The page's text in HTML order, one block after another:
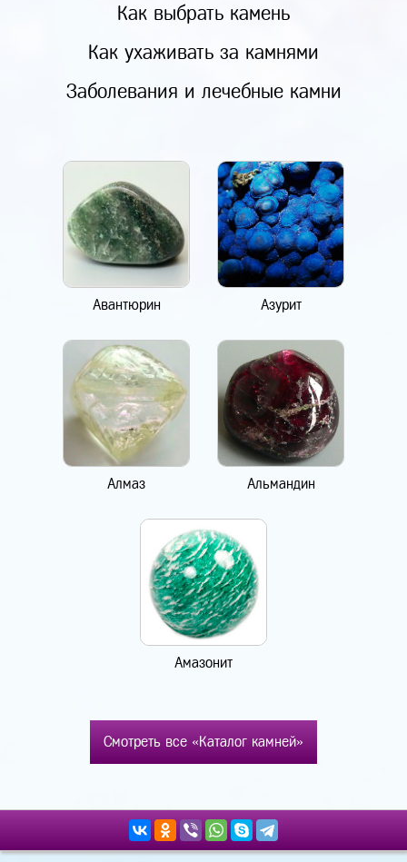
Как выбрать камень
Как ухаживать за камнями
Заболевания и лечебные камни
Авантюрин Азурит
Алмаз Альмандин
Амазонит
Смотреть все «Каталог камней»